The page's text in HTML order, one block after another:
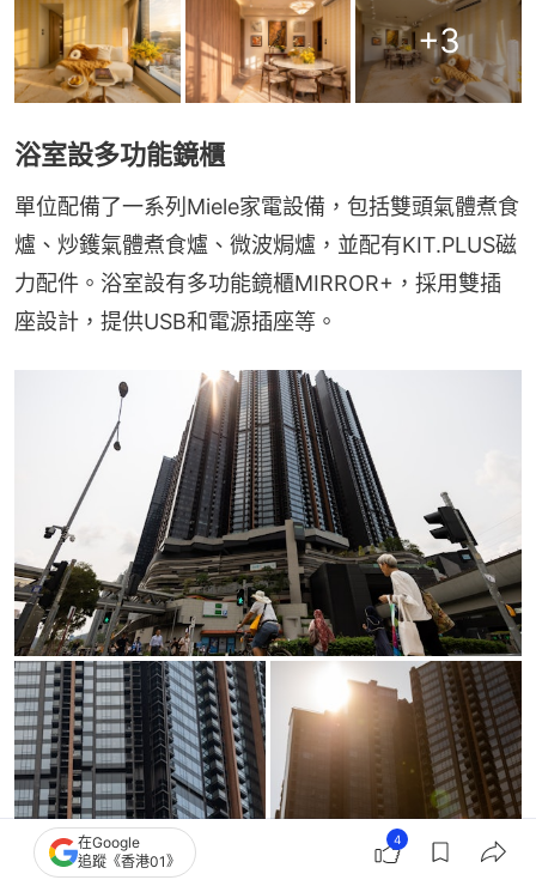
+3
浴室設多功能鏡櫃
單位配備了一系列Miele家電設備，包括雙頭氣體煮食
爐、炒鑊氣體煮食爐、微波焗爐，並配有KIT.PLUS磁
力配件。浴室設有多功能鏡櫃MIRROR+，採用雙插
座設計，提供USB和電源插座等。
在Google
追蹤《香港01》
4